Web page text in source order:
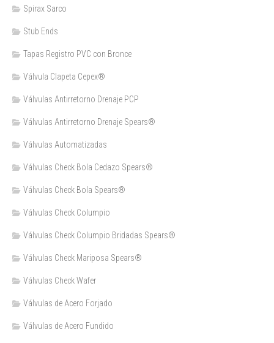
Spirax Sarco
Stub Ends
Tapas Registro PVC con Bronce
Válvula Clapeta Cepex®
Válvulas Antirretorno Drenaje PCP
Válvulas Antirretorno Drenaje Spears®
Válvulas Automatizadas
Válvulas Check Bola Cedazo Spears®
Válvulas Check Bola Spears®
Válvulas Check Columpio
Válvulas Check Columpio Bridadas Spears®
Válvulas Check Mariposa Spears®
Válvulas Check Wafer
Válvulas de Acero Forjado
Válvulas de Acero Fundido